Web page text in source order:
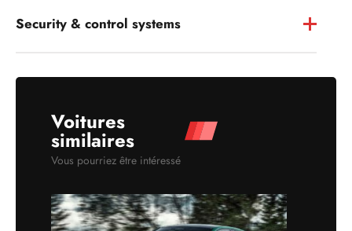
Security & control systems
Voitures
similaires
Vous pourriez être intéressé